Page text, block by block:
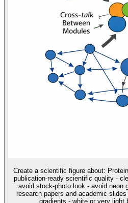
Create a scientific figure about:
publication-ready scientific quality -
avoid stock-photo look - avoid neon
research papers and academic
gradients - white or very light